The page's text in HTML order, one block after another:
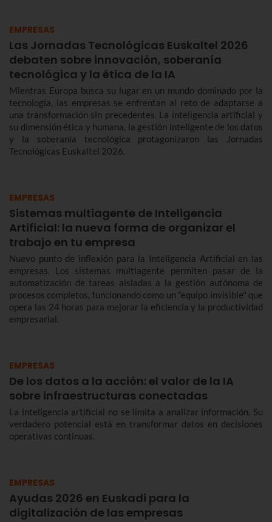
EMPRESAS
Las Jornadas Tecnológicas Euskaltel 2026
debaten sobre innovación, soberanía
tecnológica y la ética de la IA
Mientras Europa busca su lugar en un mundo dominado por la
tecnología, las empresas se enfrentan al reto de adaptarse a
una transformación sin precedentes. La inteligencia artificial y
su dimensión ética y humana, la gestión inteligente de los datos
y la soberanía tecnológica protagonizaron las Jornadas
Tecnológicas Euskaltel 2026.
EMPRESAS
Sistemas multiagente de Inteligencia
Artificial: la nueva forma de organizar el
trabajo en tu empresa
Nuevo punto de inflexión para la Inteligencia Artificial en las
empresas. Los sistemas multiagente permiten pasar de la
automatización de tareas aisladas a la gestión autónoma de
procesos completos, funcionando como un "equipo invisible" que
opera las 24 horas para mejorar la eficiencia y la productividad
empresarial.
EMPRESAS
De los datos a la acción: el valor de la IA
sobre infraestructuras conectadas
La inteligencia artificial no se limita a analizar información. Su
verdadero potencial está en transformar datos en decisiones
operativas continuas.
EMPRESAS
Ayudas 2026 en Euskadi para la
digitalización de las empresas